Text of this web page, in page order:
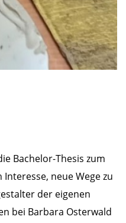
Bachelor-Thesis zum
neue Wege zu
der eigenen
bei Barbara Osterwald